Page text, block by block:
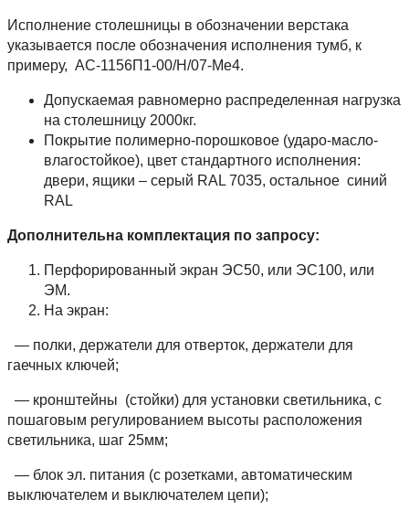
Исполнение столешницы в обозначении верстака
указывается после обозначения исполнения тумб, к
примеру, АС-1156П1-00/Н/07-Ме4.
Допускаемая равномерно распределенная нагрузка
на столешницу 2000кг.
Покрытие полимерно-порошковое (ударо-масло-
влагостойкое), цвет стандартного исполнения:
двери, ящики – серый RAL 7035, остальное синий
RAL
Дополнительна комплектация по запросу:
Перфорированный экран ЭС50, или ЭС100, или
ЭМ.
На экран:
— полки, держатели для отверток, держатели для
гаечных ключей;
— кронштейны (стойки) для установки светильника, с
пошаговым регулированием высоты расположения
светильника, шаг 25мм;
— блок эл. питания (с розетками, автоматическим
выключателем и выключателем цепи);